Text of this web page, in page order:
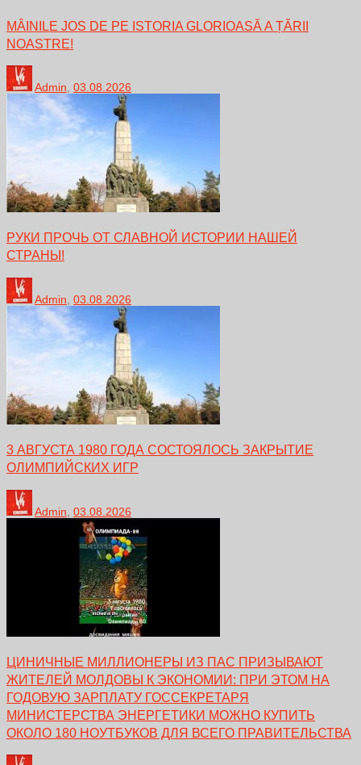
MÂINILE JOS DE PE ISTORIA GLORIOASĂ A ȚĂRII
NOASTRE!
Admin 03.08.2026
РУКИ ПРОЧЬ ОТ СЛАВНОЙ ИСТОРИИ НАШЕЙ
СТРАНЫ!
Admin 03.08.2026
3 АВГУСТА 1980 ГОДА СОСТОЯЛОСЬ ЗАКРЫТИЕ
ОЛИМПИЙСКИХ ИГР
Admin 03.08.2026
ЦИНИЧНЫЕ МИЛЛИОНЕРЫ ИЗ ПАС ПРИЗЫВАЮТ
ЖИТЕЛЕЙ МОЛДОВЫ К ЭКОНОМИИ: ПРИ ЭТОМ НА
ГОДОВУЮ ЗАРПЛАТУ ГОССЕКРЕТАРЯ
МИНИСТЕРСТВА ЭНЕРГЕТИКИ МОЖНО КУПИТЬ
ОКОЛО 180 НОУТБУКОВ ДЛЯ ВСЕГО ПРАВИТЕЛЬСТВА